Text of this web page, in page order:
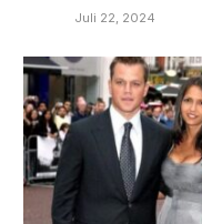
Juli 22, 2024